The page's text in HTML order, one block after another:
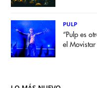
PULP
“Pulp es
el